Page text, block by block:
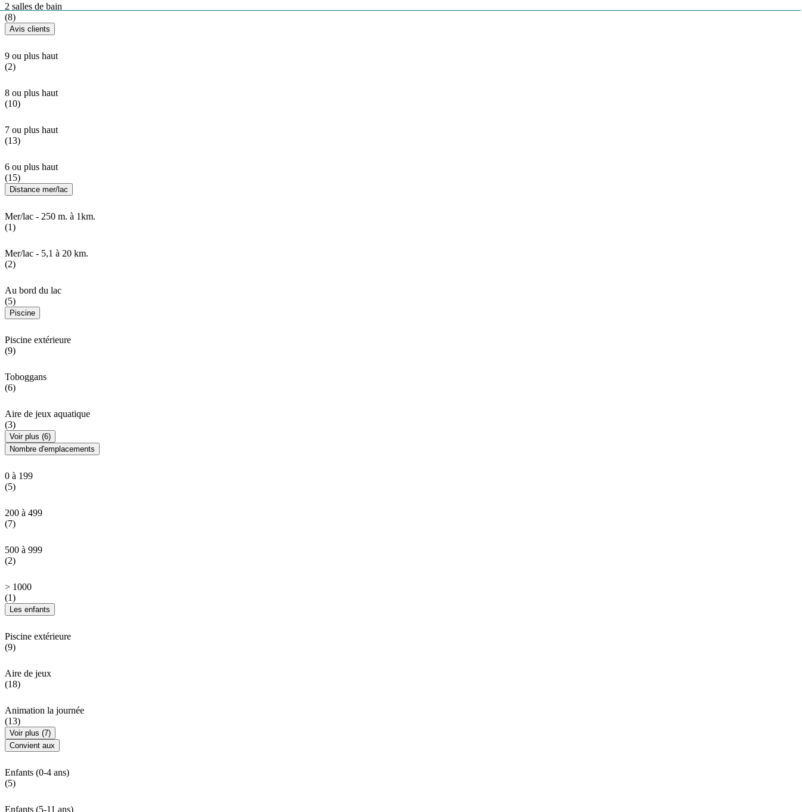
2 salles de bain
(8)
Avis clients
9 ou plus haut
(2)
8 ou plus haut
(10)
7 ou plus haut
(13)
6 ou plus haut
(15)
Distance mer/lac
Mer/lac - 250 m. à 1km.
(1)
Mer/lac - 5,1 à 20 km.
(2)
Au bord du lac
(5)
Piscine
Piscine extérieure
(9)
Toboggans
(6)
Aire de jeux aquatique
(3)
Voir plus (6)
Nombre d'emplacements
0 à 199
(5)
200 à 499
(7)
500 à 999
(2)
> 1000
(1)
Les enfants
Piscine extérieure
(9)
Aire de jeux
(18)
Animation la journée
(13)
Voir plus (7)
Convient aux
Enfants (0-4 ans)
(5)
Enfants (5-11 ans)